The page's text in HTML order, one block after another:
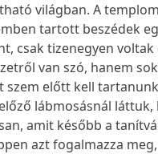
világban. A
tartott beszédek
csak tizenegyen
van szó, hanem
szem előtt kell
lábmosásnál
amit később a
azt fogalmazza